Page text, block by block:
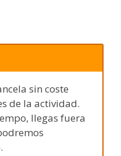
sin coste
de la actividad.
llegas fuera